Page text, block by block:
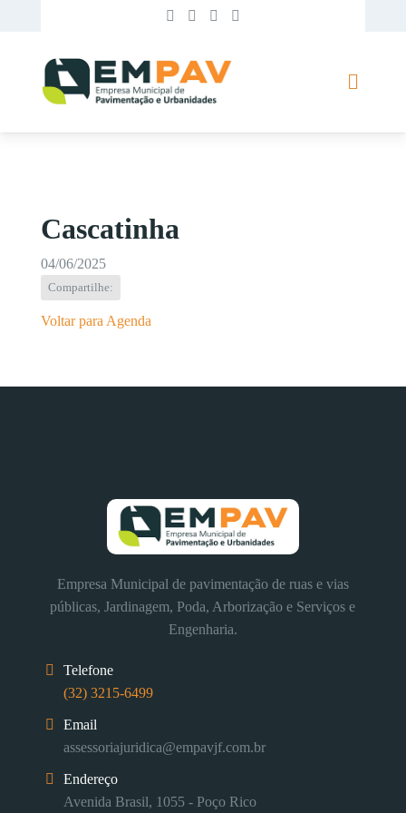
Cascatinha
04/06/2025
Compartilhe:
Voltar para Agenda
Empresa Municipal de pavimentação de ruas e vias
públicas, Jardinagem, Poda, Arborização e Serviços e
Engenharia.
Telefone
(32) 3215-6499
Email
assessoriajuridica@empavjf.com.br
Endereço
Avenida Brasil, 1055 - Poço Rico